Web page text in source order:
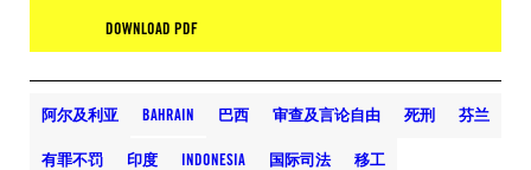
DOWNLOAD PDF
阿尔及利亚 BAHRAIN 巴西 审查及言论自由 死刑 芬兰
有罪不罚 印度 INDONESIA 国际司法 移工